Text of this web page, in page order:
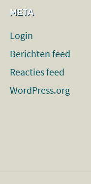
META
Login
Berichten feed
Reacties feed
WordPress.org